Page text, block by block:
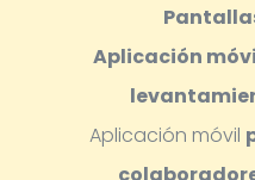
Aplicación
Aplicación móvil